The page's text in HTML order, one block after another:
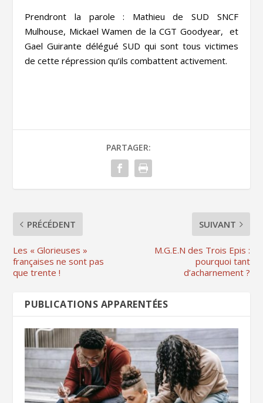
Prendront la parole : Mathieu de SUD SNCF
Mulhouse, Mickael Wamen de la CGT Goodyear, et
Gael Guirante délégué SUD qui sont tous victimes
de cette répression qu’ils combattent activement.
PARTAGER:
PRÉCÉDENT
Les « Glorieuses »
françaises ne sont pas
que trente !
SUIVANT
M.G.E.N des Trois Epis :
pourquoi tant
d’acharnement ?
PUBLICATIONS APPARENTÉES